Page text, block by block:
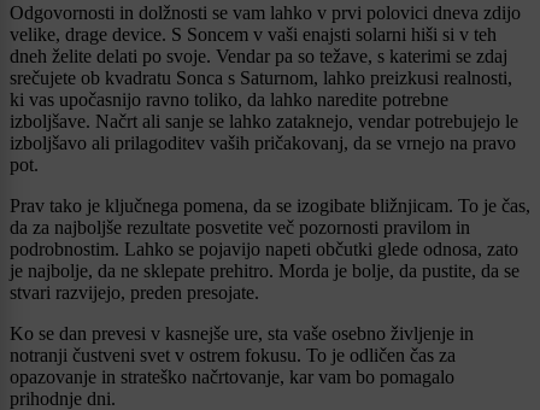
Odgovornosti in dolžnosti se vam lahko v prvi polovici dneva zdijo
velike, drage device. S Soncem v vaši enajsti solarni hiši si v teh
dneh želite delati po svoje. Vendar pa so težave, s katerimi se zdaj
srečujete ob kvadratu Sonca s Saturnom, lahko preizkusi realnosti,
ki vas upočasnijo ravno toliko, da lahko naredite potrebne
izboljšave. Načrt ali sanje se lahko zataknejo, vendar potrebujejo le
izboljšavo ali prilagoditev vaših pričakovanj, da se vrnejo na pravo
pot.
Prav tako je ključnega pomena, da se izogibate bližnjicam. To je čas,
da za najboljše rezultate posvetite več pozornosti pravilom in
podrobnostim. Lahko se pojavijo napeti občutki glede odnosa, zato
je najbolje, da ne sklepate prehitro. Morda je bolje, da pustite, da se
stvari razvijejo, preden presojate.
Ko se dan prevesi v kasnejše ure, sta vaše osebno življenje in
notranji čustveni svet v ostrem fokusu. To je odličen čas za
opazovanje in strateško načrtovanje, kar vam bo pomagalo
prihodnje dni.